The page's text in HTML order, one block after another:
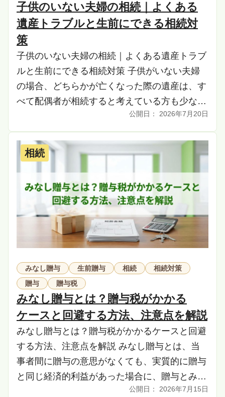
子供のいない夫婦の相続｜よくある
遺産トラブルと生前にできる相続対
策
子供のいない夫婦の相続｜よくある遺産トラブ
ルと生前にできる相続対策 子供がいない夫婦
の場合、どちらかが亡くなった際の遺産は、す
べて配偶者が相続すると考えている方も少なく
ありません。しかし、法律では配偶者以外にも
遺産を受け […]
2026年7月20日
相続
みなし贈与 生前贈与 相続
相続対策
贈与
贈与税
みなし贈与とは？贈与税がかかる
ケースと回避する方法、注意点を解説
みなし贈与とは？贈与税がかかるケースと回避
する方法、注意点を解説 みなし贈与とは、当
事者間に贈与の意思がなくても、実質的に贈与
と同じ経済的利益があった場合に、贈与とみな
して贈与税を課税する制度です。家族間での資
2026年7月15日